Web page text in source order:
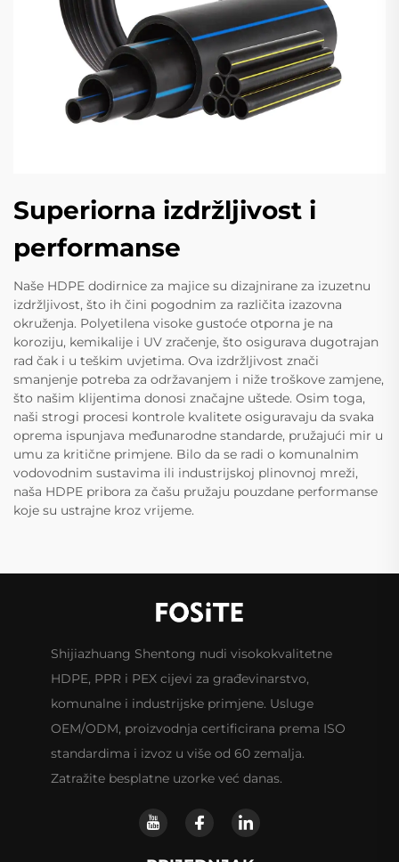
Superiorna izdržljivost i
performanse
Naše HDPE dodirnice za majice su dizajnirane za izuzetnu
izdržljivost, što ih čini pogodnim za različita izazovna
okruženja. Polyetilena visoke gustoće otporna je na
koroziju, kemikalije i UV zračenje, što osigurava dugotrajan
rad čak i u teškim uvjetima. Ova izdržljivost znači
smanjenje potreba za održavanjem i niže troškove zamjene,
što našim klijentima donosi značajne uštede. Osim toga,
naši strogi procesi kontrole kvalitete osiguravaju da svaka
oprema ispunjava međunarodne standarde, pružajući mir u
umu za kritične primjene. Bilo da se radi o komunalnim
vodovodnim sustavima ili industrijskoj plinovnoj mreži,
naša HDPE pribora za čašu pružaju pouzdane performanse
koje su ustrajne kroz vrijeme.
Shijiazhuang Shentong nudi visokokvalitetne
HDPE, PPR i PEX cijevi za građevinarstvo,
komunalne i industrijske primjene. Usluge
OEM/ODM, proizvodnja certificirana prema ISO
standardima i izvoz u više od 60 zemalja.
Zatražite besplatne uzorke već danas.